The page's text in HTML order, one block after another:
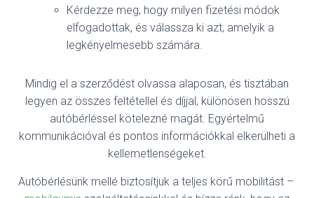
Kérdezze meg, hogy milyen fizetési módok
elfogadottak, és válassza ki azt, amelyik a
legkényelmesebb számára.
Mindig el a szerződést olvassa alaposan, és tisztában
legyen az összes feltétellel és díjjal, különösen hosszú
autóbérléssel kötelezné magát. Egyértelmű
kommunikációval és pontos információkkal elkerülheti a
kellemetlenségeket.
Autóbérlésünk mellé biztosítjuk a teljes körű mobilitást –